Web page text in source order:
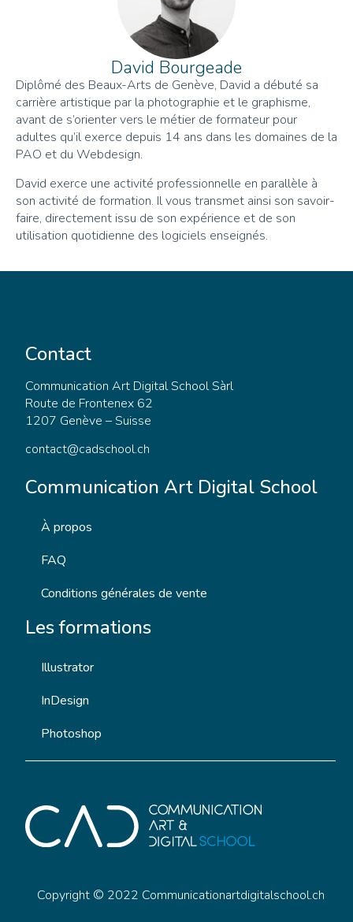
David Bourgeade
Diplômé des Beaux-Arts de Genève, David a débuté sa
carrière artistique par la photographie et le graphisme,
avant de s’orienter vers le métier de formateur pour
adultes qu’il exerce depuis 14 ans dans les domaines de la
PAO et du Webdesign.
David exerce une activité professionnelle en parallèle à
son activité de formation. Il vous transmet ainsi son savoir-
faire, directement issu de son expérience et de son
utilisation quotidienne des logiciels enseignés.
Contact
Communication Art Digital School Sàrl
Route de Frontenex 62
1207 Genève – Suisse
contact@cadschool.ch
Communication Art Digital School
À propos
FAQ
Conditions générales de vente
Les formations
Illustrator
InDesign
Photoshop
Copyright © 2022 Communicationartdigitalschool.ch